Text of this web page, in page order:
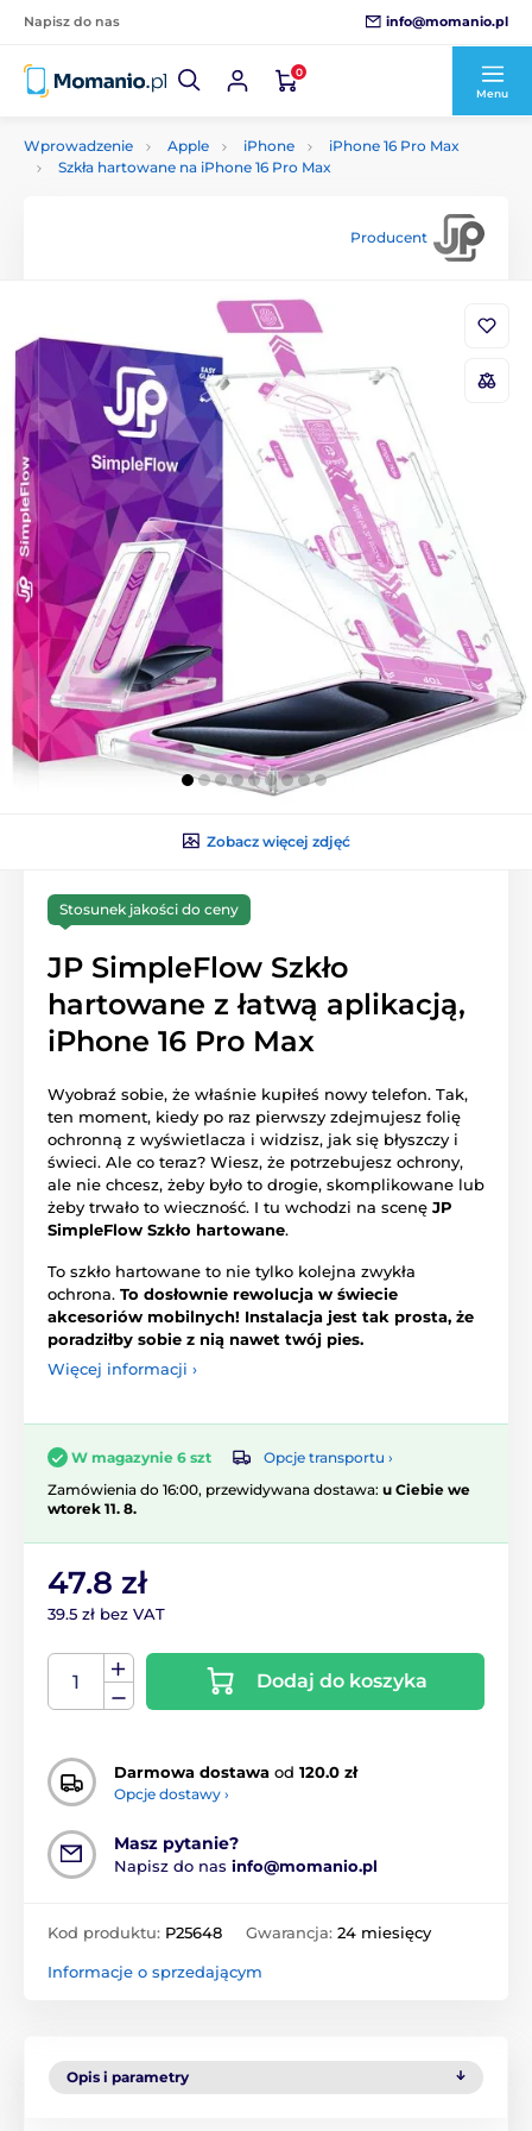
Napisz do nas info@momanio.pl
0
Menu
Wprowadzenie Apple iPhone
iPhone 16 Pro Max
Szkła hartowane na iPhone 16 Pro Max
Producent
Zobacz więcej zdjęć
Stosunek jakości do ceny
JP SimpleFlow Szkło
hartowane z łatwą aplikacją,
iPhone 16 Pro Max
Wyobraź sobie, że właśnie kupiłeś nowy telefon. Tak,
ten moment, kiedy po raz pierwszy zdejmujesz folię
ochronną z wyświetlacza i widzisz, jak się błyszczy i
świeci. Ale co teraz? Wiesz, że potrzebujesz ochrony,
ale nie chcesz, żeby było to drogie, skomplikowane lub
żeby trwało to wieczność. I tu wchodzi na scenę JP
SimpleFlow Szkło hartowane.
To szkło hartowane to nie tylko kolejna zwykła
ochrona. To dosłownie rewolucja w świecie
akcesoriów mobilnych! Instalacja jest tak prosta, że
poradziłby sobie z nią nawet twój pies.
Więcej informacji ›
W magazynie 6 szt
Opcje transportu ›
Zamówienia do 16:00, przewidywana dostawa: u Ciebie we
wtorek 11. 8.
47.8 zł
39.5 zł bez VAT
Dodaj do koszyka
Darmowa dostawa od 120.0 zł
Opcje dostawy ›
Masz pytanie?
Napisz do nas info@momanio.pl
Kod produktu: P25648 Gwarancja: 24 miesięcy
Informacje o sprzedającym
Opis i parametry